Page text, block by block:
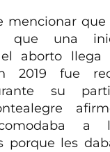
mencionar que
que una
el aborto
2019 fue
su
a
porque les